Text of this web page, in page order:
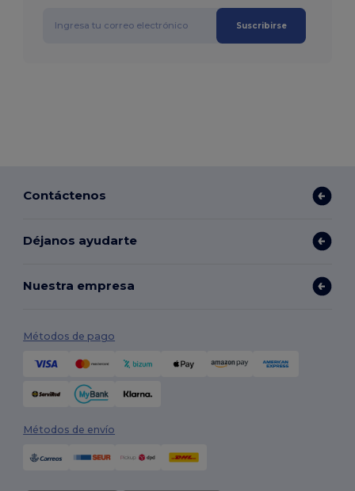
Suscribirse
Contáctenos
Déjanos ayudarte
Nuestra empresa
Métodos de pago
Métodos de envío